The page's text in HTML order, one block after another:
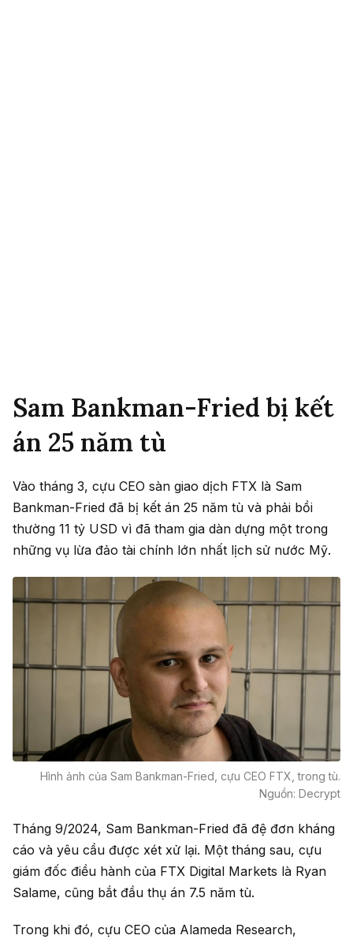
Sam Bankman-Fried bị kết
án 25 năm tù
Vào tháng 3, cựu CEO sàn giao dịch FTX là Sam
Bankman-Fried đã bị kết án 25 năm tù và phải bồi
thường 11 tỷ USD vì đã tham gia dàn dựng một trong
những vụ lừa đảo tài chính lớn nhất lịch sử nước Mỹ.
Hình ảnh của Sam Bankman-Fried, cựu CEO FTX, trong tù.
Nguồn: Decrypt
Tháng 9/2024, Sam Bankman-Fried đã đệ đơn kháng
cáo và yêu cầu được xét xử lại. Một tháng sau, cựu
giám đốc điều hành của FTX Digital Markets là Ryan
Salame, cũng bắt đầu thụ án 7.5 năm tù.
Trong khi đó, cựu CEO của Alameda Research,